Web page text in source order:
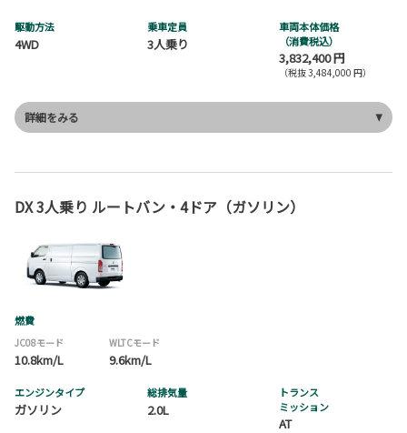
駆動方法
4WD
乗車定員
3人乗り
車両本体価格
（消費税込）
3,832,400 円
（税抜 3,484,000 円）
詳細をみる
DX 3人乗り ルートバン・4ドア（ガソリン）
燃費
JC08モード
10.8km/L
WLTCモード
9.6km/L
エンジンタイプ
ガソリン
総排気量
2.0L
トランス
ミッション
AT